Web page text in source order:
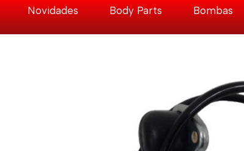
Novidades Body Parts Bombas